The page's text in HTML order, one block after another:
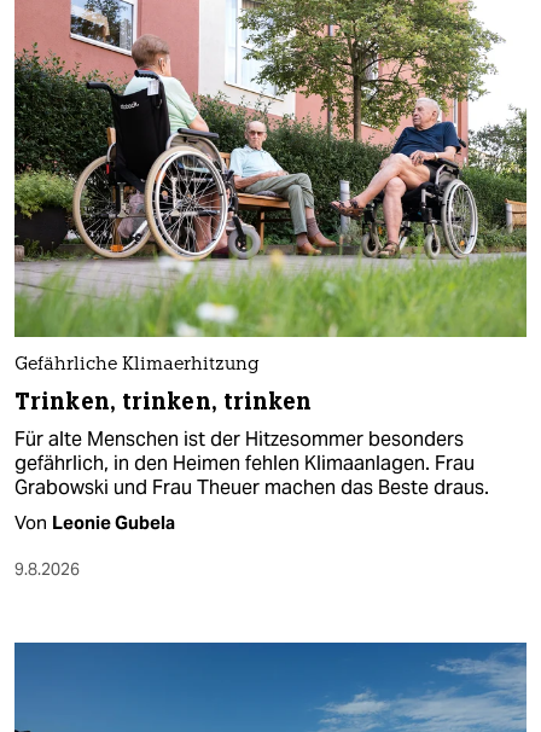
Gefährliche Klimaerhitzung
Trinken, trinken, trinken
Für alte Menschen ist der Hitzesommer besonders
gefährlich, in den Heimen fehlen Klimaanlagen. Frau
Grabowski und Frau Theuer machen das Beste draus.
Von Leonie Gubela
9.8.2026